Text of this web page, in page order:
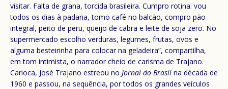
visitar. Falta de grana, torcida brasileira. Cumpro rotina: vou
todos os dias à padaria, tomo café no balcão, compro pão
integral, peito de peru, queijo de cabra e leite de soja zero. No
supermercado escolho verduras, legumes, frutas, ovos e
alguma besteirinha para colocar na geladeira”, compartilha,
em tom intimista, o narrador cheio de carisma de Trajano.
Carioca, José Trajano estreou no Jornal do Brasil na década de
1960 e passou, na sequência, por todos os grandes veículos